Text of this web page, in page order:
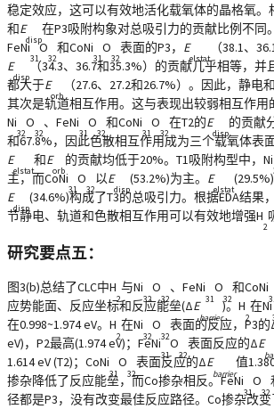
稳定效应，这可以有效地活化载氧体的晶格氧。
和E
disp
在P3吸附构象对总吸引力的贡献比例不同
FeNi
31
O
32
和CoNi
31
O
32
表面的P3， E
elstat
（38.1、
E
disp
（34.3、36.7和35.3%）的贡献几乎相等，
都大于E
orb
（27.6、27.2和26.7%）。因此，静电
其次是轨道相互作用。这与表现出较弱相互作用
Ni
32
O
32
、FeNi
31
O
32
和CoNi
31
O
32
在T2的E
disp
的贡献
和67.8%，因此色散相互作用成为三个载氧体表
E
elstat
和E
orb
的贡献均低于20%。T1吸附构型中，Ni
主，而CoNi
31
O
32
以E
disp
(53.2%)为主。 E
elstat
(29.5%)
E
disp
(34.6%)构成了T3的总吸引力。根据EDA结果
节静电、轨道和色散相互作用可以有效地增强H
2
研究要点五：
图3(b)总结了CLC中H
2
与Ni
32
O
32
、FeNi
31
O
32
和CoNi
应势能面、反应坐标和反应能垒(ΔE
barrier
)。H
2
在Ni
在0.998~1.974 eV。H
2
在Ni
32
O
32
表面的反应，P3
eV)，P2最高(1.974 eV)；FeNi
31
O
32
表面反应的ΔE
1.614 eV (T2)；CoNi
31
O
32
表面反应的ΔE
barrier
值
掺杂降低了反应能垒，而Co掺杂相反。FeNi
31
O
32
径都是P3，没有改变最佳反应路径。Co掺杂改